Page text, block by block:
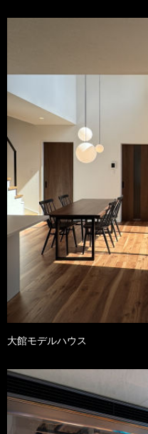
大館モデルハウス